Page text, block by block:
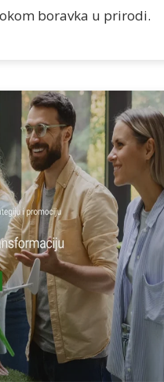
boravka u prirodi.